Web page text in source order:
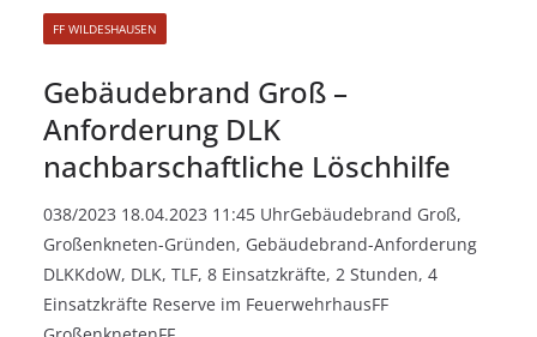
FF WILDESHAUSEN
Gebäudebrand Groß –
Anforderung DLK
nachbarschaftliche Löschhilfe
038/2023 18.04.2023 11:45 UhrGebäudebrand Groß,
Großenkneten-Gründen, Gebäudebrand-Anforderung
DLKKdoW, DLK, TLF, 8 Einsatzkräfte, 2 Stunden, 4
Einsatzkräfte Reserve im FeuerwehrhausFF